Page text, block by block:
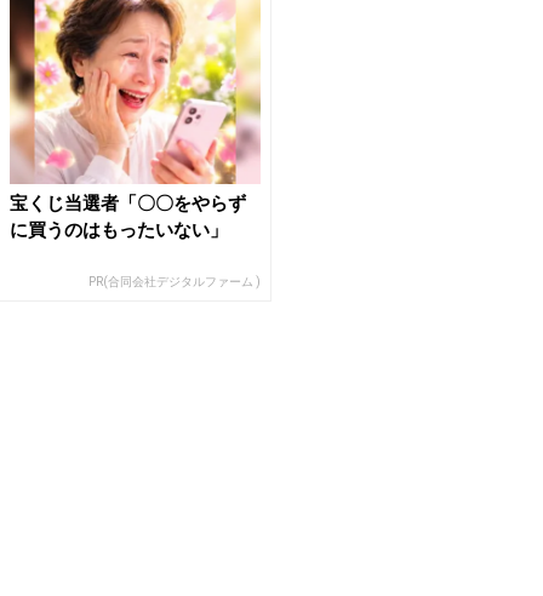
宝くじ当選者「〇〇をやらず
に買うのはもったいない」
PR(合同会社デジタルファーム )